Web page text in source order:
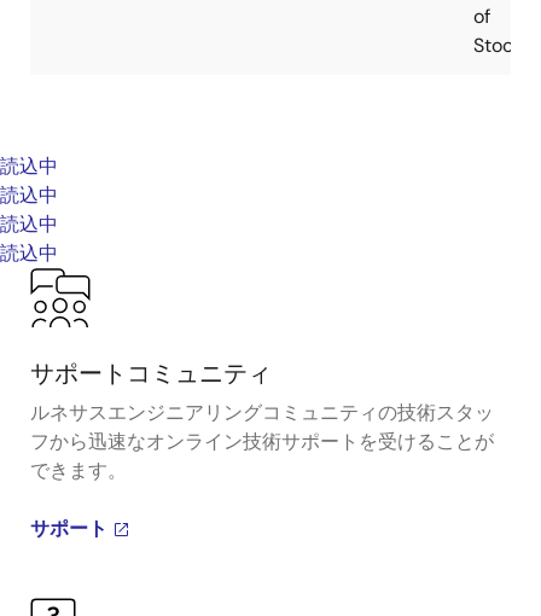
of
Stock
読込中
読込中
読込中
読込中
サポートコミュニティ
ルネサスエンジニアリングコミュニティの技術スタッ
フから迅速なオンライン技術サポートを受けることが
できます。
サポート